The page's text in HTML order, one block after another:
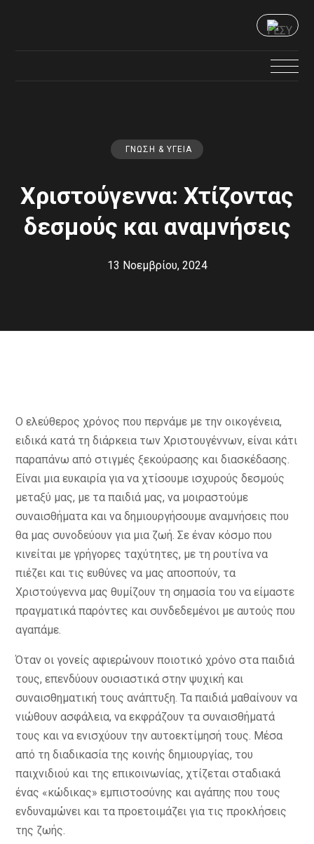
ΓΝΏΣΗ & ΥΓΕΊΑ
Χριστούγεννα: Χτίζοντας
δεσμούς και αναμνήσεις
13 Νοεμβρίου, 2024
Ο ελεύθερος χρόνος που περνάμε με την οικογένεια,
ειδικά κατά τη διάρκεια των Χριστουγέννων, είναι κάτι
παραπάνω από στιγμές ξεκούρασης και διασκέδασης.
Είναι μια ευκαιρία για να χτίσουμε ισχυρούς δεσμούς
μεταξύ μας, με τα παιδιά μας, να μοιραστούμε
συναισθήματα και να δημιουργήσουμε αναμνήσεις που
θα μας συνοδεύουν για μια ζωή. Σε έναν κόσμο που
κινείται με γρήγορες ταχύτητες, με τη ρουτίνα να
πιέζει και τις ευθύνες να μας αποσπούν, τα
Χριστούγεννα μας θυμίζουν τη σημασία του να είμαστε
πραγματικά παρόντες και συνδεδεμένοι με αυτούς που
αγαπάμε.
Όταν οι γονείς αφιερώνουν ποιοτικό χρόνο στα παιδιά
τους, επενδύουν ουσιαστικά στην ψυχική και
συναισθηματική τους ανάπτυξη. Τα παιδιά μαθαίνουν να
νιώθουν ασφάλεια, να εκφράζουν τα συναισθήματά
τους και να ενισχύουν την αυτοεκτίμησή τους. Μέσα
από τη διαδικασία της κοινής δημιουργίας, του
παιχνιδιού και της επικοινωνίας, χτίζεται σταδιακά
ένας «κώδικας» εμπιστοσύνης και αγάπης που τους
ενδυναμώνει και τα προετοιμάζει για τις προκλήσεις
της ζωής.